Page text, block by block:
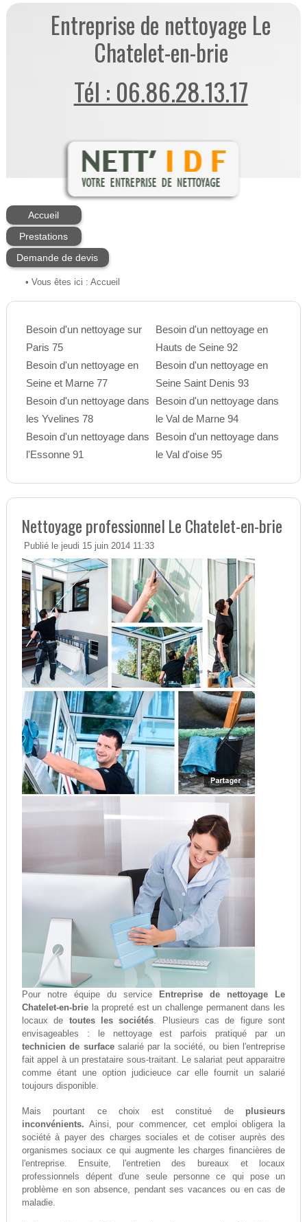
Entreprise de nettoyage Le
Chatelet-en-brie
Tél : 06.86.28.13.17
Accueil
Prestations
Demande de devis
• Vous êtes ici : Accueil
Besoin d'un nettoyage sur
Paris 75
Besoin d'un nettoyage en
Seine et Marne 77
Besoin d'un nettoyage dans
les Yvelines 78
Besoin d'un nettoyage dans
l'Essonne 91
Besoin d'un nettoyage en
Hauts de Seine 92
Besoin d'un nettoyage en
Seine Saint Denis 93
Besoin d'un nettoyage dans
le Val de Marne 94
Besoin d'un nettoyage dans
le Val d'oise 95
Nettoyage professionnel Le Chatelet-en-brie
Publié le jeudi 15 juin 2014 11:33
Pour notre équipe du service
Entreprise de nettoyage Le
Chatelet-en-briela propreté est un challenge permanent dans les
locaux de toutes les sociétés. Plusieurs cas de figure sont
envisageables : le nettoyage est parfois pratiqué par un
technicien de surfacesalarié par la société, ou bien l'entreprise
fait appel à un prestataire sous-traitant. Le salariat peut apparaitre
comme étant une option judicieuce car elle fournit un salarié
toujours disponible.
Mais pourtant ce choix est constitué de plusieurs
inconvénients. Ainsi, pour commencer, cet emploi obligera la
société à payer des charges sociales et de cotiser auprès des
organismes sociaux ce qui augmente les charges financières de
l'entreprise. Ensuite, l'entretien des bureaux et locaux
professionnels dépent d'une seule personne ce qui pose un
problème en son absence, pendant ses vacances ou en cas de
maladie.